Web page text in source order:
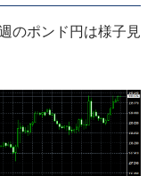
のポンド円は様子見